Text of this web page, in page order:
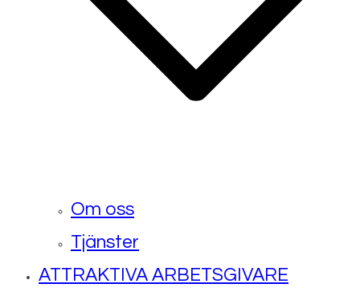
Om oss
Tjänster
ATTRAKTIVA ARBETSGIVARE